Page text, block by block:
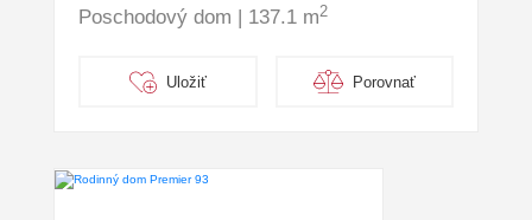
Poschodový dom | 137.1 m2
Uložiť Porovnať